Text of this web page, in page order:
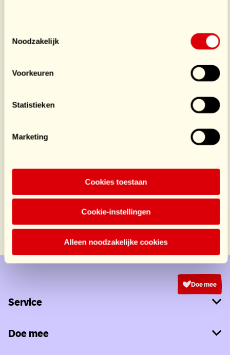
Noodzakelijk
Voorkeuren
Statistieken
Marketing
Cookies toestaan
Cookie-instellingen
Alleen noodzakelijke cookies
We hebben prachtige vetplantjes verkocht!
Sponsors HomeSports
Doe mee
Service
Doe mee